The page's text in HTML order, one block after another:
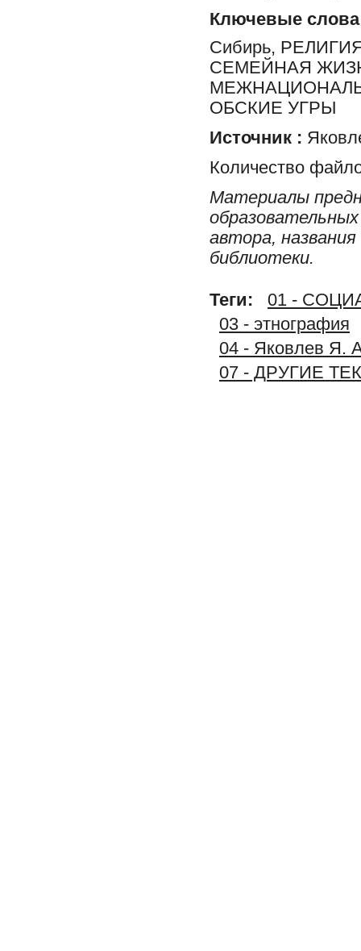
Ключевые слова
Сибирь,
СЕМЕЙНАЯ
ОБСКИЕ УГРЫ
Источник :
Количество
Материалы
автора,
библиотеки.
Теги:
01 -
03 - этнография
04 - Яковлев Я.
07 - ДРУГИЕ